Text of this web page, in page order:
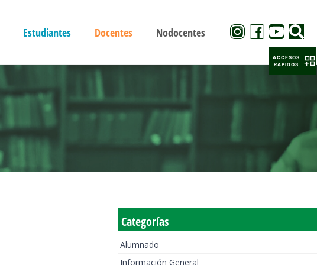
Estudiantes Docentes Nodocentes
Categorías
Alumnado
Información General
ACCESOS
RAPIDOS